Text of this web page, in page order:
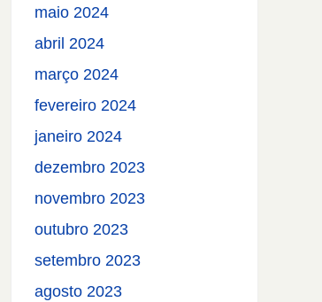
maio 2024
abril 2024
março 2024
fevereiro 2024
janeiro 2024
dezembro 2023
novembro 2023
outubro 2023
setembro 2023
agosto 2023